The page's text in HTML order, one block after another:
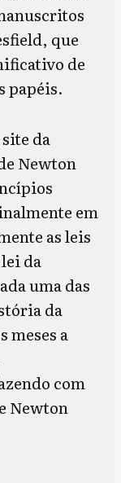
que
de
papéis.
da
Newton
em
as leis
da
uma das
da
meses a
com
Newton